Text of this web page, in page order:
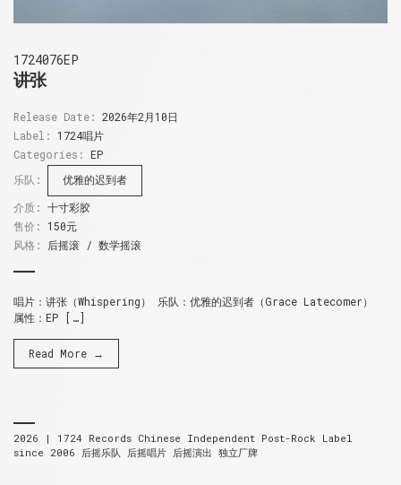
1724076EP
讲张
Release Date: 2026年2月10日
Label:
1724唱片
Categories: EP
乐队:
优雅的迟到者
介质: 十寸彩胶
售价: 150元
风格:
后摇滚 / 数学摇滚
唱片：讲张（Whispering） 乐队：优雅的迟到者（Grace Latecomer）
属性：EP […]
Read More →
2026 | 1724 Records Chinese Independent Post-Rock Label
since 2006
后摇乐队 后摇唱片 后摇演出 独立厂牌